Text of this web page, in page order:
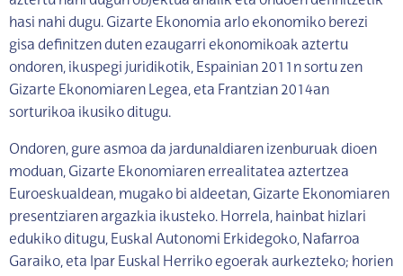
hasi nahi dugu. Gizarte Ekonomia arlo ekonomiko berezi
gisa definitzen duten ezaugarri ekonomikoak aztertu
ondoren, ikuspegi juridikotik, Espainian 2011n sortu zen
Gizarte Ekonomiaren Legea, eta Frantzian 2014an
sorturikoa ikusiko ditugu.
Ondoren, gure asmoa da jardunaldiaren izenburuak dioen
moduan, Gizarte Ekonomiaren errealitatea aztertzea
Euroeskualdean, mugako bi aldeetan, Gizarte Ekonomiaren
presentziaren argazkia ikusteko. Horrela, hainbat hizlari
edukiko ditugu, Euskal Autonomi Erkidegoko, Nafarroa
Garaiko, eta Ipar Euskal Herriko egoerak aurkezteko; horien